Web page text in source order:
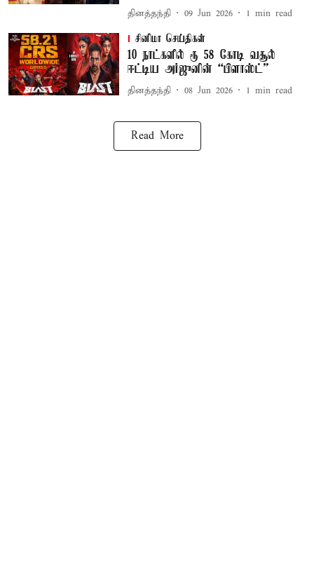
தினத்தந்தி 09 Jun 2026 1 min read
சினிமா செய்திகள்
10 நாட்களில் ரூ 58 கோடி வசூல்
ஈட்டிய அர்ஜுனின் “பிளாஸ்ட்”
தினத்தந்தி 08 Jun 2026 1 min read
Read More